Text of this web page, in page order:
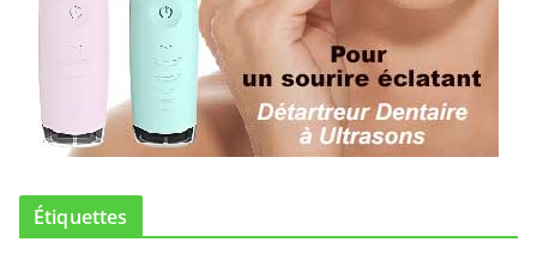
Étiquettes